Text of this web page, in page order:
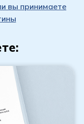
вы принимаете